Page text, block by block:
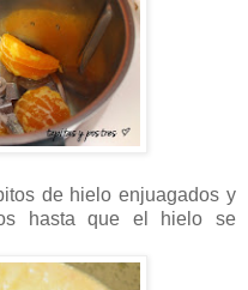
de hielo enjuagados y
hasta que el hielo se